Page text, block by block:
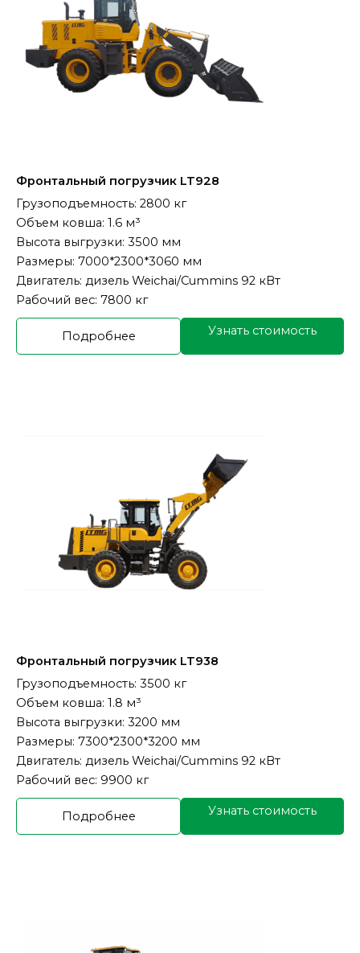
Фронтальный погрузчик LT928
Грузоподъемность: 2800 кг
Объем ковша: 1.6 м³
Высота выгрузки: 3500 мм
Размеры: 7000*2300*3060 мм
Двигатель: дизель Weichai/Cummins 92 кВт
Рабочий вес: 7800 кг
Подробнее Узнать стоимость
Фронтальный погрузчик LT938
Грузоподъемность: 3500 кг
Объем ковша: 1.8 м³
Высота выгрузки: 3200 мм
Размеры: 7300*2300*3200 мм
Двигатель: дизель Weichai/Cummins 92 кВт
Рабочий вес: 9900 кг
Подробнее Узнать стоимость